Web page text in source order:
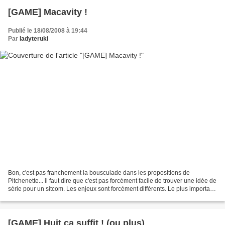
[GAME] Macavity !
Publié le 18/08/2008 à 19:44
Par ladyteruki
Bon, c'est pas franchement la bousculade dans les propositions de
Pitchenette... il faut dire que c'est pas forcément facile de trouver une idée de
série pour un sitcom. Les enjeux sont forcément différents. Le plus important